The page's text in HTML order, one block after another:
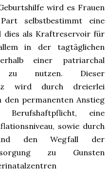
wird es Frauen
selbstbestimmt eine
dies als Kraftreservoir für
in der tagtäglichen
einer patriarchal
zu nutzen. Dieser
wird durch dreierlei
den permanenten Anstieg
eine
sowie durch
den Wegfall der
zu Gunsten